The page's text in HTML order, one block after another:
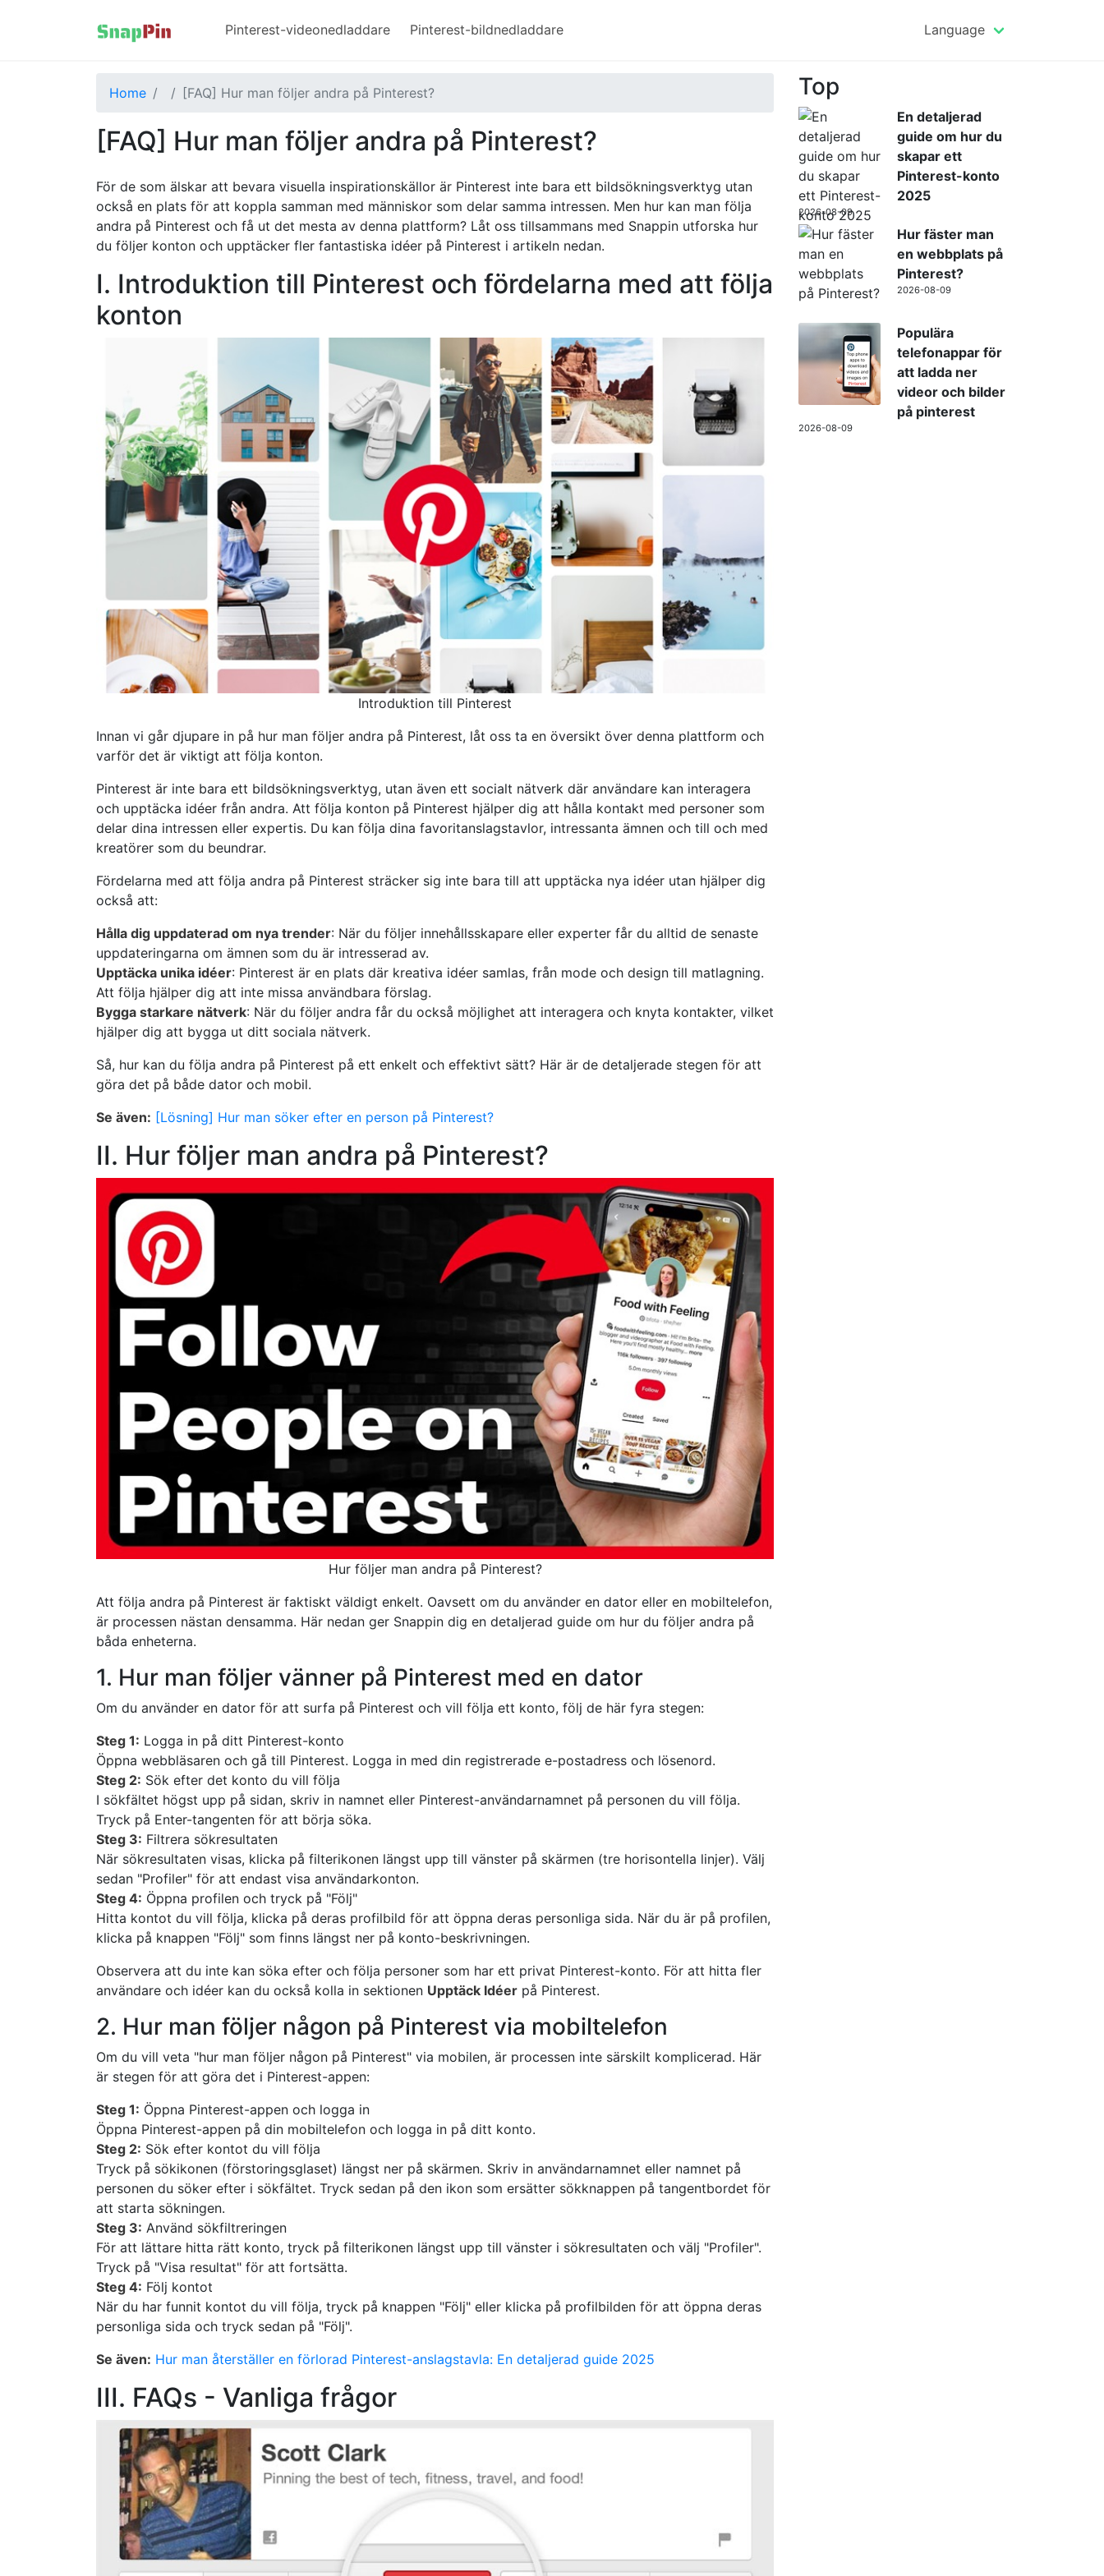
Pinterest-videonedladdare Pinterest-bildnedladdare Language
Home [FAQ] Hur man följer andra på Pinterest?
[FAQ] Hur man följer andra på Pinterest?
För de som älskar att bevara visuella inspirationskällor är Pinterest inte bara ett bildsökningsverktyg utan
också en plats för att koppla samman med människor som delar samma intressen. Men hur kan man följa
andra på Pinterest och få ut det mesta av denna plattform? Låt oss tillsammans med Snappin utforska hur
du följer konton och upptäcker fler fantastiska idéer på Pinterest i artikeln nedan.
I. Introduktion till Pinterest och fördelarna med att följa
konton
Introduktion till Pinterest
Innan vi går djupare in på hur man följer andra på Pinterest, låt oss ta en översikt över denna plattform och
varför det är viktigt att följa konton.
Pinterest är inte bara ett bildsökningsverktyg, utan även ett socialt nätverk där användare kan interagera
och upptäcka idéer från andra. Att följa konton på Pinterest hjälper dig att hålla kontakt med personer som
delar dina intressen eller expertis. Du kan följa dina favoritanslagstavlor, intressanta ämnen och till och med
kreatörer som du beundrar.
Fördelarna med att följa andra på Pinterest sträcker sig inte bara till att upptäcka nya idéer utan hjälper dig
också att:
Hålla dig uppdaterad om nya trender: När du följer innehållsskapare eller experter får du alltid de senaste
uppdateringarna om ämnen som du är intresserad av.
Upptäcka unika idéer: Pinterest är en plats där kreativa idéer samlas, från mode och design till matlagning.
Att följa hjälper dig att inte missa användbara förslag.
Bygga starkare nätverk: När du följer andra får du också möjlighet att interagera och knyta kontakter, vilket
hjälper dig att bygga ut ditt sociala nätverk.
Så, hur kan du följa andra på Pinterest på ett enkelt och effektivt sätt? Här är de detaljerade stegen för att
göra det på både dator och mobil.
Se även: [Lösning] Hur man söker efter en person på Pinterest?
II. Hur följer man andra på Pinterest?
Hur följer man andra på Pinterest?
Att följa andra på Pinterest är faktiskt väldigt enkelt. Oavsett om du använder en dator eller en mobiltelefon,
är processen nästan densamma. Här nedan ger Snappin dig en detaljerad guide om hur du följer andra på
båda enheterna.
1. Hur man följer vänner på Pinterest med en dator
Om du använder en dator för att surfa på Pinterest och vill följa ett konto, följ de här fyra stegen:
Steg 1: Logga in på ditt Pinterest-konto
Öppna webbläsaren och gå till Pinterest. Logga in med din registrerade e-postadress och lösenord.
Steg 2: Sök efter det konto du vill följa
I sökfältet högst upp på sidan, skriv in namnet eller Pinterest-användarnamnet på personen du vill följa.
Tryck på Enter-tangenten för att börja söka.
Steg 3: Filtrera sökresultaten
När sökresultaten visas, klicka på filterikonen längst upp till vänster på skärmen (tre horisontella linjer). Välj
sedan "Profiler" för att endast visa användarkonton.
Steg 4: Öppna profilen och tryck på "Följ"
Hitta kontot du vill följa, klicka på deras profilbild för att öppna deras personliga sida. När du är på profilen,
klicka på knappen "Följ" som finns längst ner på konto-beskrivningen.
Observera att du inte kan söka efter och följa personer som har ett privat Pinterest-konto. För att hitta fler
användare och idéer kan du också kolla in sektionen Upptäck Idéer på Pinterest.
2. Hur man följer någon på Pinterest via mobiltelefon
Om du vill veta "hur man följer någon på Pinterest" via mobilen, är processen inte särskilt komplicerad. Här
är stegen för att göra det i Pinterest-appen:
Steg 1: Öppna Pinterest-appen och logga in
Öppna Pinterest-appen på din mobiltelefon och logga in på ditt konto.
Steg 2: Sök efter kontot du vill följa
Tryck på sökikonen (förstoringsglaset) längst ner på skärmen. Skriv in användarnamnet eller namnet på
personen du söker efter i sökfältet. Tryck sedan på den ikon som ersätter sökknappen på tangentbordet för
att starta sökningen.
Steg 3: Använd sökfiltreringen
För att lättare hitta rätt konto, tryck på filterikonen längst upp till vänster i sökresultaten och välj "Profiler".
Tryck på "Visa resultat" för att fortsätta.
Steg 4: Följ kontot
När du har funnit kontot du vill följa, tryck på knappen "Följ" eller klicka på profilbilden för att öppna deras
personliga sida och tryck sedan på "Följ".
Se även: Hur man återställer en förlorad Pinterest-anslagstavla: En detaljerad guide 2025
III. FAQs - Vanliga frågor
Top
En detaljerad
guide om hur du
skapar ett
Pinterest-konto
2025
2026-08-09
Hur fäster man
en webbplats på
Pinterest?
2026-08-09
Populära
telefonappar för
att ladda ner
videor och bilder
på pinterest
2026-08-09